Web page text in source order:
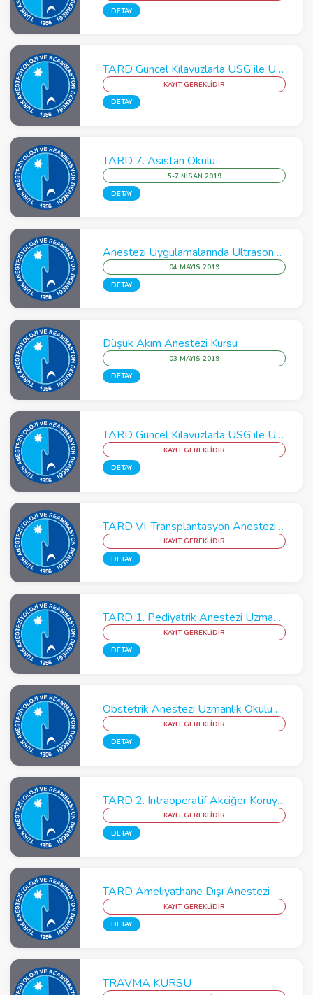
DETAY
TARD Güncel Kılavuzlarla USG ile Uygulamalı Akut Ağrı Yönetimi - Postoperatif Analjezi Kursu - Gaziantep
KAYIT GEREKLİDİR
DETAY
TARD 7. Asistan Okulu
5-7 NISAN 2019
DETAY
Anestezi Uygulamalarında Ultrasonografi Kursu
04 MAYIS 2019
DETAY
Düşük Akım Anestezi Kursu
03 MAYIS 2019
DETAY
TARD Güncel Kılavuzlarla USG ile Uygulamalı Akut Ağrı Yönetimi - Postoperatif Analjezi Kursu - Konya
KAYIT GEREKLİDİR
DETAY
TARD VI. Transplantasyon Anestezisi Kursu
KAYIT GEREKLİDİR
DETAY
TARD 1. Pediyatrik Anestezi Uzman Okulu (PAUO)
KAYIT GEREKLİDİR
DETAY
Obstetrik Anestezi Uzmanlık Okulu (OAUO)
KAYIT GEREKLİDİR
DETAY
TARD 2. Intraoperatif Akciğer Koruyucu Mekanik Ventilasyon Yönetimi Kursu
KAYIT GEREKLİDİR
DETAY
TARD Ameliyathane Dışı Anestezi
KAYIT GEREKLİDİR
DETAY
TRAVMA KURSU